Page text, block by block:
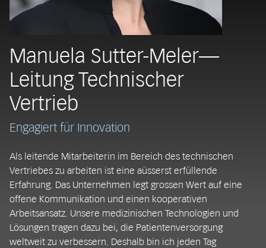
Manuela Sutter-Meler—
Leitung Technischer
Vertrieb
Engagiert für Innovation
Als leitende Mitarbeiterin im Bereich des technischen
Vertriebes zu arbeiten ist eine aüsserst erfüllende
Erfahrung. Das Unternehmen legt grossen Wert auf eine
offene Kommunikation und einen kooperativen
Arbeitsansatz. Unsere medizinischen Technologien und
Lösungen tragen dazu bei, die Patientenversorgung
weltweit zu verbessern. Deshalb bin ich jeden Tag